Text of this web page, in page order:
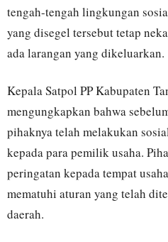
tengah-tengah lingkungan
yang disegel tersebut tetap
ada larangan yang dikeluarkan.
Kepala Satpol PP Kabupaten
mengungkapkan bahwa
pihaknya telah melakukan
kepada para pemilik usaha.
peringatan kepada tempat
mematuhi aturan yang telah
daerah.